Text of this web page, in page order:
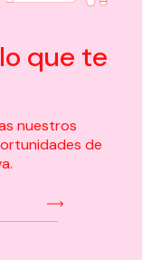
que te
nuestros
de